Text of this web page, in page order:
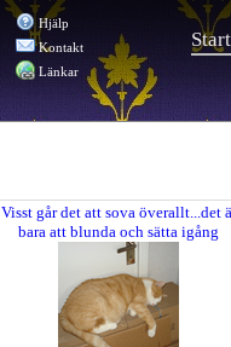
Hjälp
Kontakt
Länkar
Start
Visst går det att sova överallt...det
bara att blunda och sätta igång